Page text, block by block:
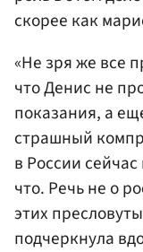
скорее как
«Не зря же все
что Денис не
показания, а
страшный
в России
что. Речь не о
этих
подчеркнула